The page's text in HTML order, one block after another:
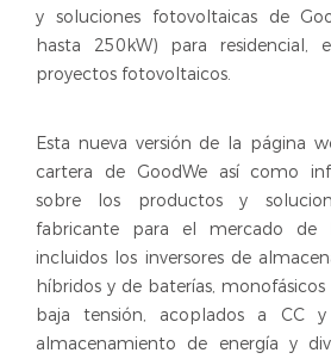
y soluciones fotovoltaicas de
hasta 250kW) para residencial,
proyectos fotovoltaicos.
Esta nueva versión de la página
cartera de GoodWe así como
sobre los productos y
fabricante para el mercado de
incluidos los inversores de
híbridos y de baterías,
baja tensión, acoplados a CC
almacenamiento de energía y